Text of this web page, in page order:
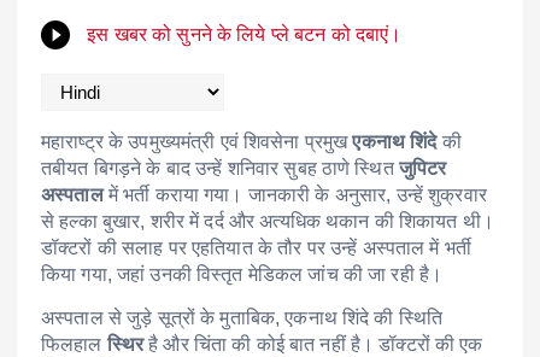
इस खबर को सुनने के लिये प्ले बटन को दबाएं।
महाराष्ट्र के उपमुख्यमंत्री एवं शिवसेना प्रमुखएकनाथ शिंदेकी
तबीयत बिगड़ने के बाद उन्हें शनिवार सुबह ठाणे स्थितजुपिटर
अस्पतालमें भर्ती कराया गया। जानकारी के अनुसार, उन्हें शुक्रवार
से हल्का बुखार, शरीर में दर्द और अत्यधिक थकान की शिकायत थी।
डॉक्टरों की सलाह पर एहतियात के तौर पर उन्हें अस्पताल में भर्ती
किया गया, जहां उनकी विस्तृत मेडिकल जांच की जा रही है।
अस्पताल से जुड़े सूत्रों के मुताबिक, एकनाथ शिंदे की स्थिति
फिलहालस्थिरहै और चिंता की कोई बात नहीं है। डॉक्टरों की एक